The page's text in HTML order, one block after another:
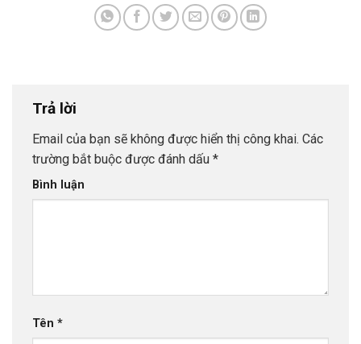
Trả lời
Email của bạn sẽ không được hiển thị công khai. Các
trường bắt buộc được đánh dấu *
Bình luận
Tên *